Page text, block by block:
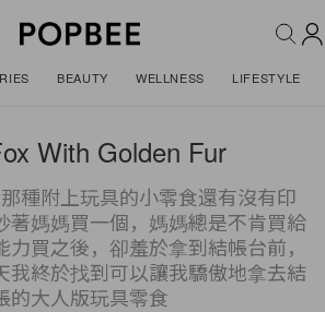
BEAUTY WELLNESS LIFESTYLE
With Golden Fur
種附上玩具的小零食還有沒有印
著媽媽買一個，媽媽總是不肯買給
買之後，卻羞於拿到結帳台前，
我終於找到可以讓我驕傲地拿去結
的大人版玩具零食